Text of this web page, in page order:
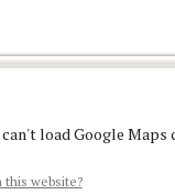
load Google Maps
this website?